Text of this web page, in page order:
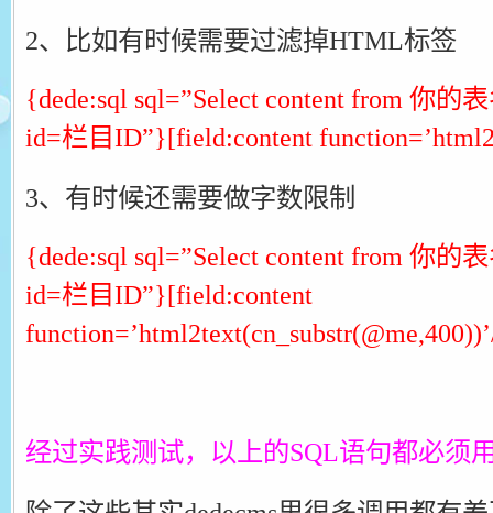
2、比如有时候需要过滤掉HTML标签
{dede:sql sql=”Select content from 你的
id=栏目ID”}[field:content
3、有时候还需要做字数限制
{dede:sql sql=”Select content from 你的
id=栏目ID”}[field:content
经过实践测试，以上的SQL语句都必须